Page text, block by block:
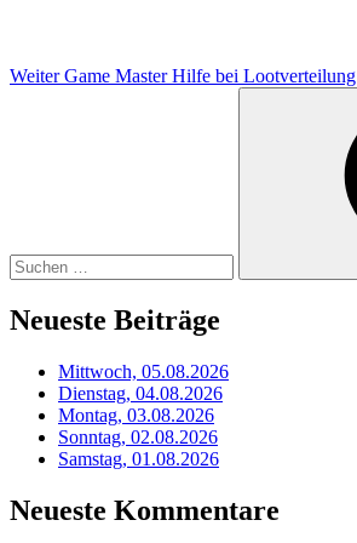
Weiter Game Master Hilfe bei Lootverteilung
Neueste Beiträge
Mittwoch, 05.08.2026
Dienstag, 04.08.2026
Montag, 03.08.2026
Sonntag, 02.08.2026
Samstag, 01.08.2026
Neueste Kommentare